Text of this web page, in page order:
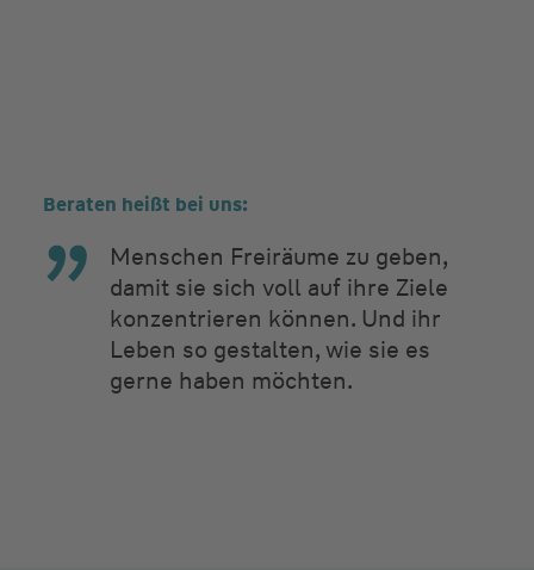
Beraten heißt bei uns:
Menschen Freiräume zu geben,
damit sie sich voll auf ihre Ziele
konzentrieren können. Und ihr
Leben so gestalten, wie sie es
gerne haben möchten.